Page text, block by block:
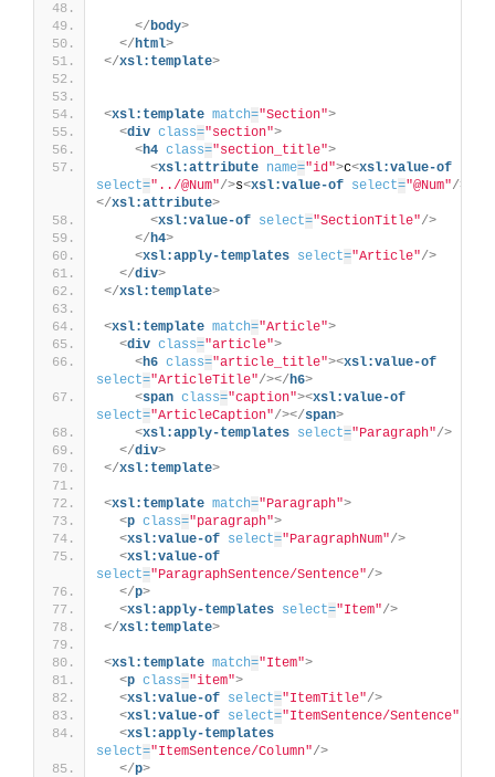
</body>
</html>
</xsl:template>
<xsl:template match="Section">
<div class="section">
<h4 class="section_title">
<xsl:attribute name="id">c<xsl:value-of
select="../@Num"/>s<xsl:value-of select="@Num"/>
</xsl:attribute>
<xsl:value-of select="SectionTitle"/>
</h4>
<xsl:apply-templates select="Article"/>
</div>
</xsl:template>
<xsl:template match="Article">
<div class="article">
<h6 class="article_title"><xsl:value-of
select="ArticleTitle"/></h6>
<span class="caption"><xsl:value-of
select="ArticleCaption"/></span>
<xsl:apply-templates select="Paragraph"/>
</div>
</xsl:template>
<xsl:template match="Paragraph">
<p class="paragraph">
<xsl:value-of select="ParagraphNum"/>
<xsl:value-of
select="ParagraphSentence/Sentence"/>
</p>
<xsl:apply-templates select="Item"/>
</xsl:template>
<xsl:template match="Item">
<p class="item">
<xsl:value-of select="ItemTitle"/>
<xsl:value-of select="ItemSentence/Sentence"
<xsl:apply-templates
select="ItemSentence/Column"/>
</p>